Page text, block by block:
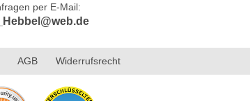
per E-Mail:
AGB Widerrufsrecht